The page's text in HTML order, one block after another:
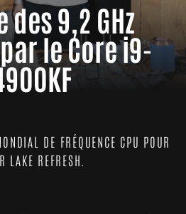
des 9,2 GHz
le Core i9-
DE FRÉQUENCE CPU POUR
LAKE REFRESH.